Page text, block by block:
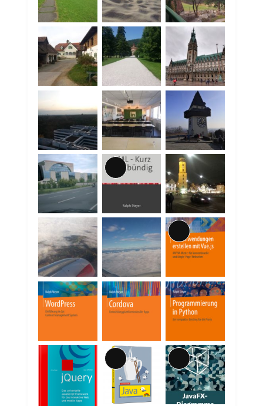
Lange
Beschreibung
Lange
Beschreibung
Lange
Beschreibung
Lange
Beschreibung